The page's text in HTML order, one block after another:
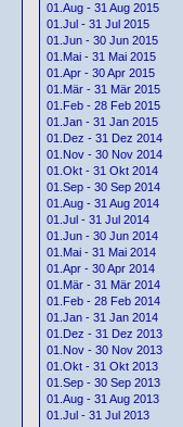
01.Aug - 31 Aug 2015
01.Jul - 31 Jul 2015
01.Jun - 30 Jun 2015
01.Mai - 31 Mai 2015
01.Apr - 30 Apr 2015
01.Mär - 31 Mär 2015
01.Feb - 28 Feb 2015
01.Jan - 31 Jan 2015
01.Dez - 31 Dez 2014
01.Nov - 30 Nov 2014
01.Okt - 31 Okt 2014
01.Sep - 30 Sep 2014
01.Aug - 31 Aug 2014
01.Jul - 31 Jul 2014
01.Jun - 30 Jun 2014
01.Mai - 31 Mai 2014
01.Apr - 30 Apr 2014
01.Mär - 31 Mär 2014
01.Feb - 28 Feb 2014
01.Jan - 31 Jan 2014
01.Dez - 31 Dez 2013
01.Nov - 30 Nov 2013
01.Okt - 31 Okt 2013
01.Sep - 30 Sep 2013
01.Aug - 31 Aug 2013
01.Jul - 31 Jul 2013